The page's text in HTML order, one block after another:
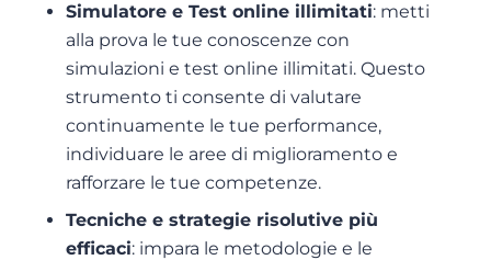
Simulatore e Test online illimitati: metti
alla prova le tue conoscenze con
simulazioni e test online illimitati. Questo
strumento ti consente di valutare
continuamente le tue performance,
individuare le aree di miglioramento e
rafforzare le tue competenze.
Tecniche e strategie risolutive più
efficaci: impara le metodologie e le